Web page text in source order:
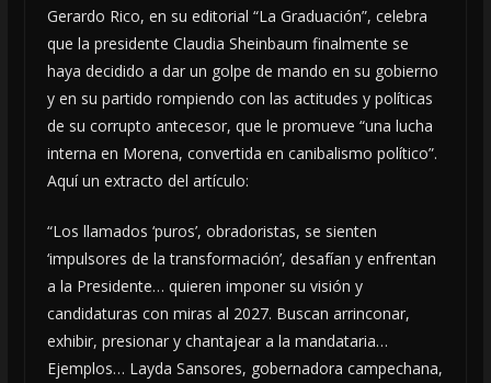
Gerardo Rico, en su editorial “La Graduación”, celebra
que la presidente Claudia Sheinbaum finalmente se
haya decidido a dar un golpe de mando en su gobierno
y en su partido rompiendo con las actitudes y políticas
de su corrupto antecesor, que le promueve “una lucha
interna en Morena, convertida en canibalismo político”.
Aquí un extracto del artículo:
“Los llamados ‘puros’, obradoristas, se sienten
‘impulsores de la transformación’, desafían y enfrentan
a la Presidente… quieren imponer su visión y
candidaturas con miras al 2027. Buscan arrinconar,
exhibir, presionar y chantajear a la mandataria…
Ejemplos… Layda Sansores, gobernadora campechana,